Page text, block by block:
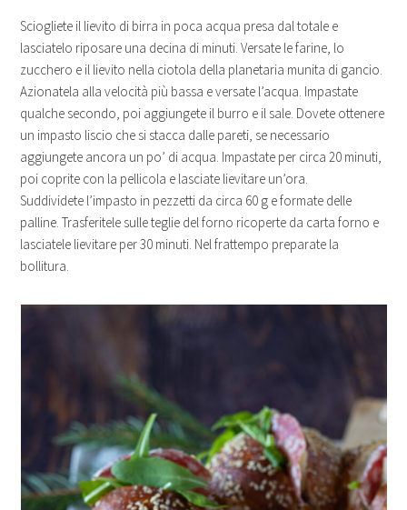
Sciogliete il lievito di birra in poca acqua presa dal totale e
lasciatelo riposare una decina di minuti. Versate le farine, lo
zucchero e il lievito nella ciotola della planetaria munita di gancio.
Azionatela alla velocità più bassa e versate l’acqua. Impastate
qualche secondo, poi aggiungete il burro e il sale. Dovete ottenere
un impasto liscio che si stacca dalle pareti, se necessario
aggiungete ancora un po’ di acqua. Impastate per circa 20 minuti,
poi coprite con la pellicola e lasciate lievitare un’ora.
Suddividete l’impasto in pezzetti da circa 60 g e formate delle
palline. Trasferitele sulle teglie del forno ricoperte da carta forno e
lasciatele lievitare per 30 minuti. Nel frattempo preparate la
bollitura.